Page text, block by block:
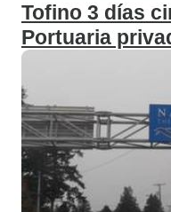
Tofino 3 días
Portuaria